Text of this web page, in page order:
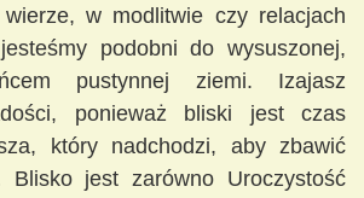
w modlitwie czy relacjach
podobni do wysuszonej,
pustynnej ziemi. Izajasz
ponieważ bliski jest czas
który nadchodzi, aby zbawić
Blisko jest zarówno Uroczystość